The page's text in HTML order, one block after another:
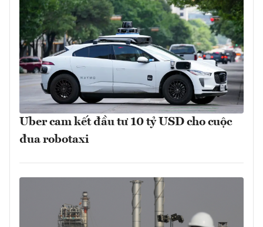
Uber cam kết đầu tư 10 tỷ USD cho cuộc
đua robotaxi